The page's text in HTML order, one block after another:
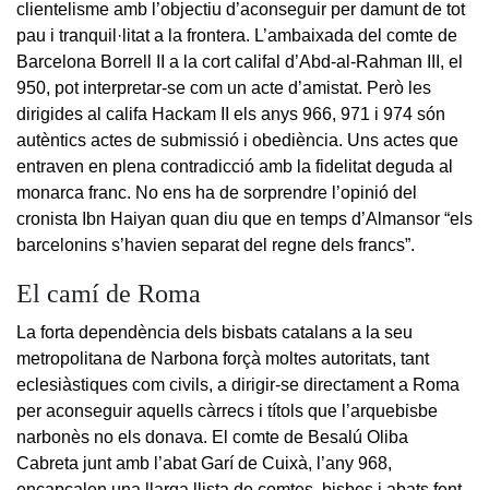
clientelisme amb l’objectiu d’aconseguir per damunt de tot
pau i tranquil·litat a la frontera. L’ambaixada del comte de
Barcelona Borrell II a la cort califal d’Abd-al-Rahman III, el
950, pot interpretar-se com un acte d’amistat. Però les
dirigides al califa Hackam II els anys 966, 971 i 974 són
autèntics actes de submissió i obediència. Uns actes que
entraven en plena contradicció amb la fidelitat deguda al
monarca franc. No ens ha de sorprendre l’opinió del
cronista Ibn Haiyan quan diu que en temps d’Almansor “els
barcelonins s’havien separat del regne dels francs”.
El camí de Roma
La forta dependència dels bisbats catalans a la seu
metropolitana de Narbona forçà moltes autoritats, tant
eclesiàstiques com civils, a dirigir-se directament a Roma
per aconseguir aquells càrrecs i títols que l’arquebisbe
narbonès no els donava. El comte de Besalú Oliba
Cabreta junt amb l’abat Garí de Cuixà, l’any 968,